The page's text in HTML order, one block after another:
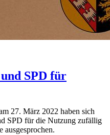
SPD für
27. März 2022 haben sich
SPD für die Nutzung zufällig
ausgesprochen.